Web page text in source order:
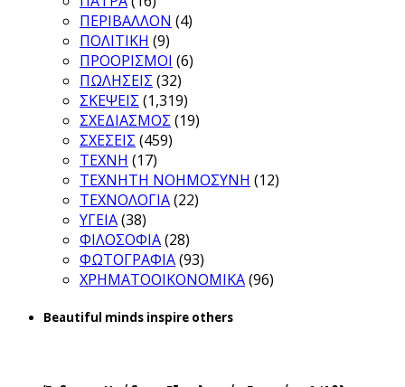
ΠΕΡΙΒΑΛΛΟΝ (4)
ΠΟΛΙΤΙΚΗ (9)
ΠΡΟΟΡΙΣΜΟΙ (6)
ΠΩΛΗΣΕΙΣ (32)
ΣΚΕΨΕΙΣ (1,319)
ΣΧΕΔΙΑΣΜΟΣ (19)
ΣΧΕΣΕΙΣ (459)
ΤΕΧΝΗ (17)
ΤΕΧΝΗΤΗ ΝΟΗΜΟΣΥΝΗ (12)
ΤΕΧΝΟΛΟΓΙΑ(22)
ΥΓΕΙΑ(38)
ΦΙΛΟΣΟΦΙΑ(28)
ΦΩΤΟΓΡΑΦΙΑ(93)
ΧΡΗΜΑΤΟΟΙΚΟΝΟΜΙΚΑ(96)
Beautiful minds inspire others